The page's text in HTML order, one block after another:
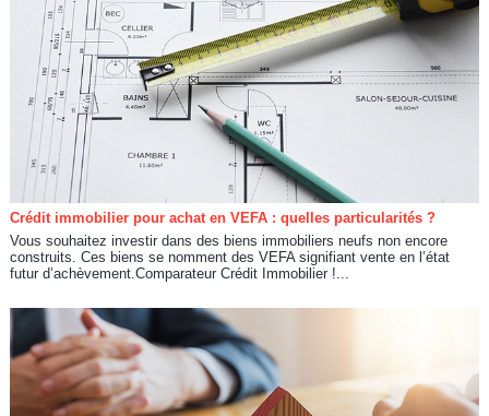
Crédit immobilier pour achat en VEFA : quelles particularités ?
Vous souhaitez investir dans des biens immobiliers neufs non encore
construits. Ces biens se nomment des VEFA signifiant vente en l’état
futur d’achèvement.Comparateur Crédit Immobilier !...